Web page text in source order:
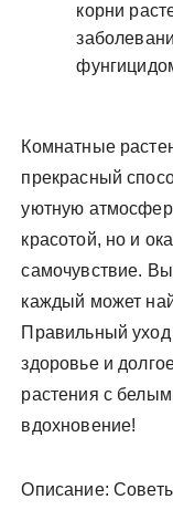
корни
Комнатные
прекрасный
уютную
красотой, но и
самочувствие.
каждый может
Правильный уход
здоровье и
растения с
вдохновение!
Описание: